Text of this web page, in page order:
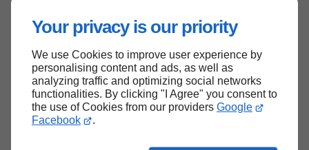
Your privacy is our priority
We use Cookies to improve user experience by
personalising content and ads, as well as
analyzing traffic and optimizing social networks
functionalities. By clicking "I Agree" you consent to
the use of Cookies from our providers Google
Facebook
.
Mentions légales
Plan du site
Haut de page